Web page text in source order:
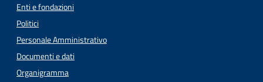
Enti e fondazioni
Politici
Personale Amministrativo
Documenti e dati
Organigramma